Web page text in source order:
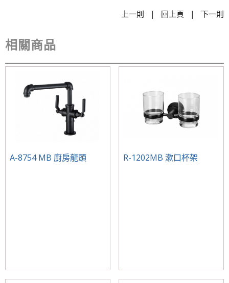
上一則 | 回上頁 | 下一則
相關商品
A-8754 MB 廚房龍頭 R-1202MB 漱口杯架